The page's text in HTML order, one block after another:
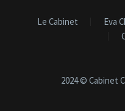
Le Cabinet Eva
2024 © Cabinet